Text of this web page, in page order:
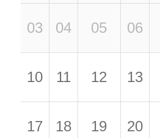
03 04 05 06
10 11 12 13
17 18 19 20